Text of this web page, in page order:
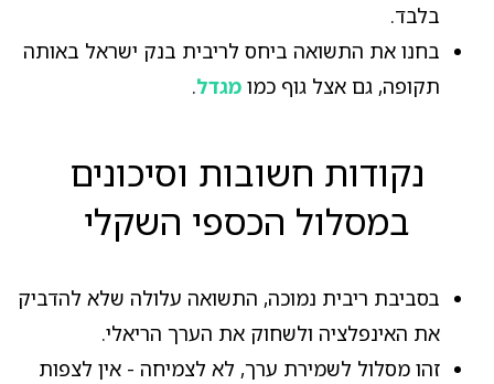
בלבד.
בחנו את התשואה ביחס לריבית בנק ישראל באותה
תקופה, גם אצל גוף כמו מגדל.
נקודות חשובות וסיכונים
במסלול הכספי השקלי
בסביבת ריבית נמוכה, התשואה עלולה שלא להדביק
את האינפלציה ולשחוק את הערך הריאלי.
זהו מסלול לשמירת ערך, לא לצמיחה - אין לצפות